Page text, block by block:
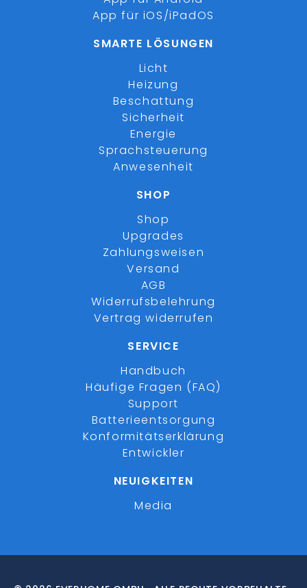
App für iOS/iPadOS
SMARTE LÖSUNGEN
Licht
Heizung
Beschattung
Sicherheit
Energie
Sprachsteuerung
Anwesenheit
SHOP
Shop
Upgrades
Zahlungsweisen
Versand
AGB
Widerrufsbelehrung
Vertrag widerrufen
SERVICE
Handbuch
Häufige Fragen (FAQ)
Support
Batterieentsorgung
Konformitätserklärung
Entwickler
NEUIGKEITEN
Media